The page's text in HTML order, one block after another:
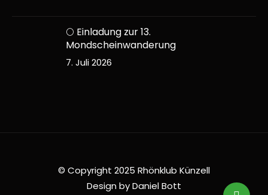
🌕 Einladung zur 13.
Mondscheinwanderung
7. Juli 2026
© Copyright 2025 Rhönklub Künzell
Design by Daniel Bott